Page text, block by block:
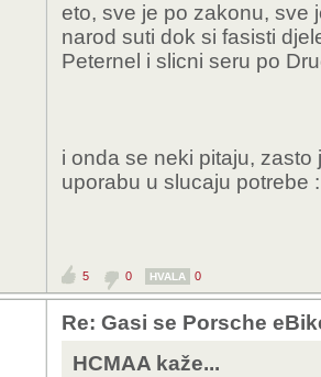
eto, sve je po zakonu, sve
narod suti dok si fasisti
Peternel i slicni seru po
i onda se neki pitaju,
uporabu u slucaju potrebe
5 0 HVALA 0
Re: Gasi se Porsche
HCMAA kaže...